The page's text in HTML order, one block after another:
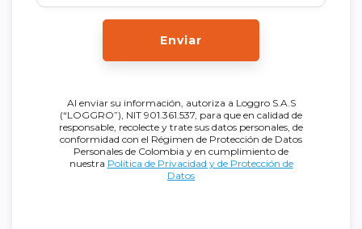
Enviar
Al enviar su información, autoriza a Loggro S.A.S
(“LOGGRO”), NIT 901.361.537, para que en calidad de
responsable, recolecte y trate sus datos personales, de
conformidad con el Régimen de Protección de Datos
Personales de Colombia y en cumplimiento de
nuestra Política de Privacidad y de Protección de
Datos